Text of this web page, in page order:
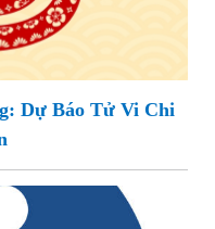
Dự Báo Tử Vi Chi